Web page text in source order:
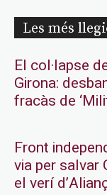
Les més
El col·lapse
Girona:
fracàs de
Front
via per salvar
el verí